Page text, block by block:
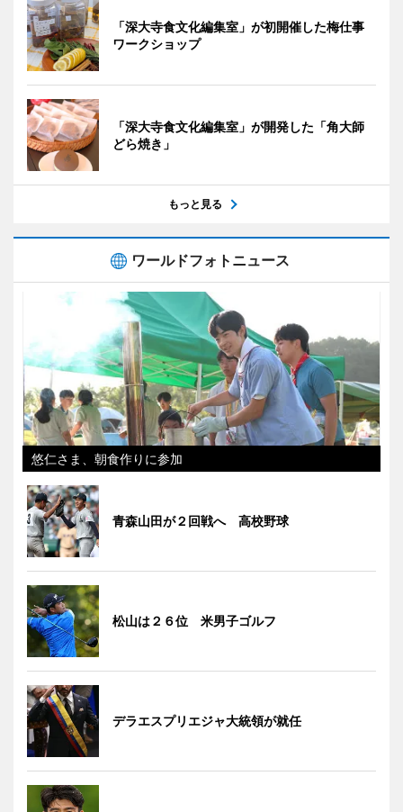
「深大寺食文化編集室」が初開催した梅仕事
ワークショップ
「深大寺食文化編集室」が開発した「角大師
どら焼き」
もっと見る
ワールドフォトニュース
悠仁さま、朝食作りに参加
青森山田が２回戦へ 高校野球
松山は２６位 米男子ゴルフ
デラエスプリエジャ大統領が就任